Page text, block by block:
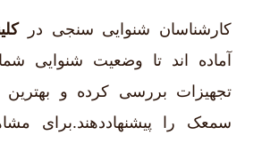
کارشناسان شنوایی سنجی در
آماده اند تا وضعیت شنوایی
تجهیزات بررسی کرده و بهترین
سمعک را پیشنهاددهند.برای